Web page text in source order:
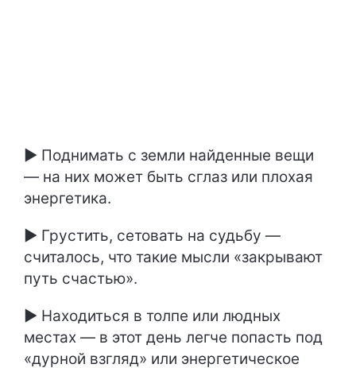
► Поднимать с земли найденные вещи
— на них может быть сглаз или плохая
энергетика.
► Грустить, сетовать на судьбу —
считалось, что такие мысли «закрывают
путь счастью».
► Находиться в толпе или людных
местах — в этот день легче попасть под
«дурной взгляд» или энергетическое